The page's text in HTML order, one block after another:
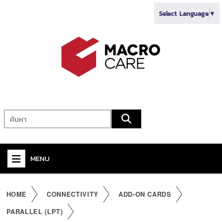
Select Language▼
MENU
HOME CONNECTIVITY
ADD-ON CARDS
PARALLEL (LPT)